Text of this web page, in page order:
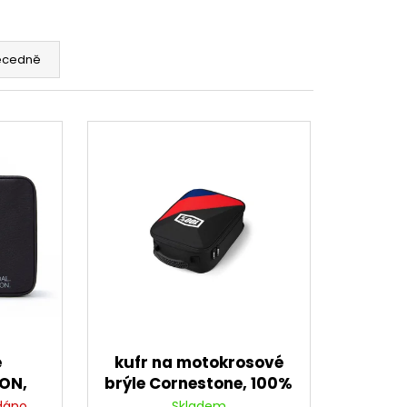
kufr na motokrosové
brýle Cornestone, 100%